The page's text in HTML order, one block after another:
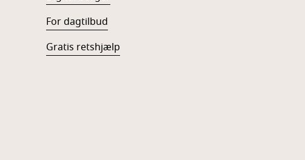
For dagtilbud
Gratis retshjælp